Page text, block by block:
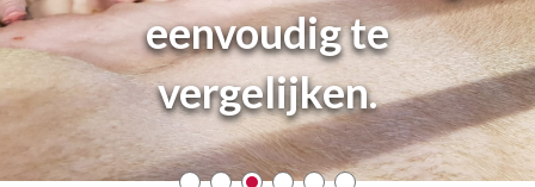
eenvoudig te
vergelijken.